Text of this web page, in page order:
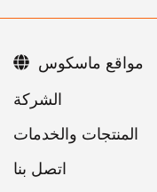
اتصل بنا
مواقع ماسكوس